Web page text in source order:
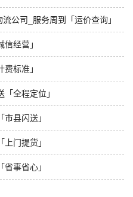
公司_服务周到「运价查询」
经营」
标准」
全程定位」
县闪送」
门提货」
事省心」